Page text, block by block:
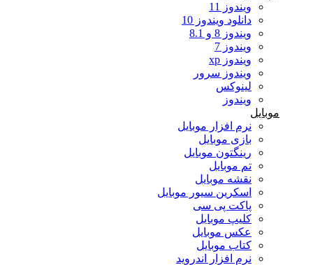
ویندوز 11
دانلود ویندوز 10
ویندوز 8 و 8.1
ویندوز 7
ویندوز xp
ویندوز سرور
لینوکس
ویندوز
موبایل
نرم افزار موبایل
بازی موبایل
رینگتون موبایل
تم موبایل
نقشه موبایل
اسکرین سیور موبایل
پاکت پی سی
کلیپ موبایل
عکس موبایل
کتاب موبایل
نرم افزار اندروید